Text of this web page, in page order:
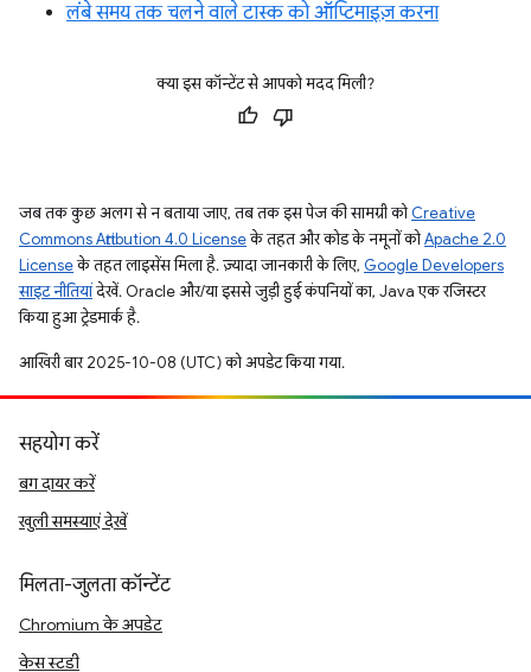
लंबे समय तक चलने वाले टास्क को ऑप्टिमाइज़ करना
क्या इस कॉन्टेंट से आपको मदद मिली?
जब तक कुछ अलग से न बताया जाए, तब तक इस पेज की सामग्री कोCreative
Commons Attribution 4.0 Licenseके तहत और कोड के नमूनों कोApache 2.0
Licenseके तहत लाइसेंस मिला है. ज़्यादा जानकारी के लिए, Google Developers
साइट नीतियांदेखें. Oracle और/या इससे जुड़ी हुई कंपनियों का, Java एक रजिस्टर
किया हुआ ट्रेडमार्क है.
आखिरी बार 2025-10-08 (UTC) को अपडेट किया गया.
सहयोग करें
बग दायर करें
खुली समस्याएं देखें
मिलता-जुलता कॉन्टेंट
Chromium के अपडेट
केस स्टडी